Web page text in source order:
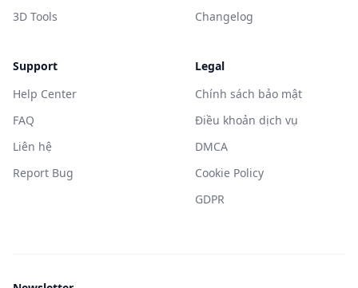
3D Tools
Changelog
Support
Help Center
FAQ
Liên hệ
Report Bug
Legal
Chính sách bảo mật
Điều khoản dịch vụ
DMCA
Cookie Policy
GDPR